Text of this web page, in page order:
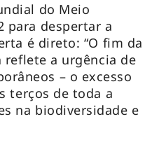
do Meio
para despertar a
é direto: “O fim da
reflete a urgência de
– o excesso
terços de toda a
na biodiversidade e